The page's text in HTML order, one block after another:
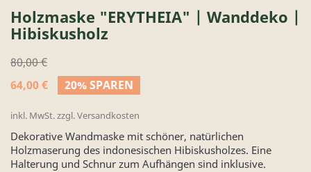
Holzmaske "ERYTHEIA" | Wanddeko |
Hibiskusholz
80,00 €
64,00 €
20% SPAREN
inkl. MwSt. zzgl. Versandkosten
Dekorative Wandmaske mit schöner, natürlichen
Holzmaserung des indonesischen Hibiskusholzes. Eine
Halterung und Schnur zum Aufhängen sind inklusive.